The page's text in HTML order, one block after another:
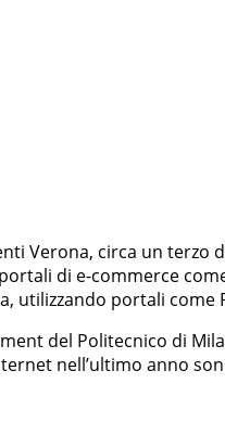
Verona, circa un terzo
di e-commerce
utilizzando portali come
del Politecnico di
nell’ultimo anno